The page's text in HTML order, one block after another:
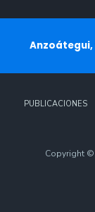
PUBLICACIONES
Copyright ©